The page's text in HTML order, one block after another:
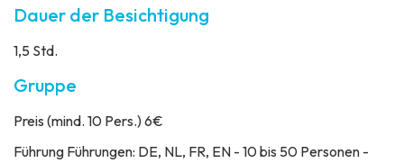
Dauer der Besichtigung
1,5 Std.
Gruppe
Preis (mind. 10 Pers.) 6€
Führung Führungen: DE, NL, FR, EN - 10 bis 50 Personen -